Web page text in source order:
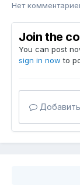
Нет
Join the
You can post
sign in now to